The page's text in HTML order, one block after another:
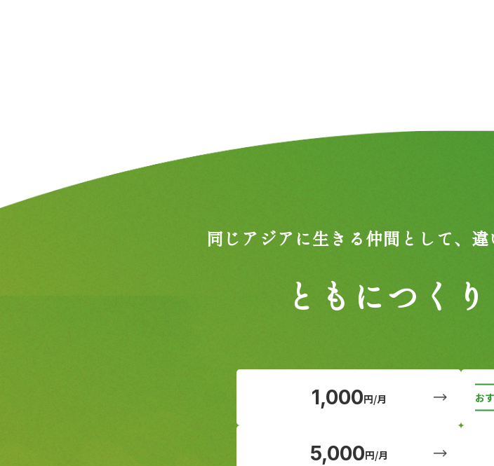
同じアジアに生きる仲間として、
ともにつく
1,000円/月
5,000円/月